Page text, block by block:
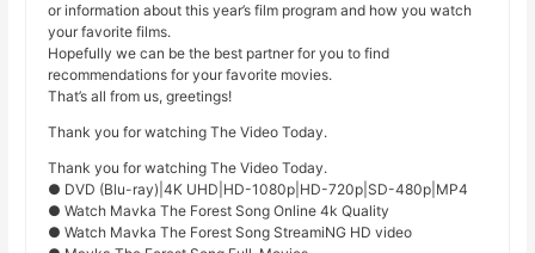
or information about this year’s film program and how you watch
your favorite films.
Hopefully we can be the best partner for you to find
recommendations for your favorite movies.
That’s all from us, greetings!
Thank you for watching The Video Today.
Thank you for watching The Video Today.
● DVD (Blu-ray)|4K UHD|HD-1080p|HD-720p|SD-480p|MP4
● Watch Mavka The Forest Song Online 4k Quality
● Watch Mavka The Forest Song StreamiNG HD video